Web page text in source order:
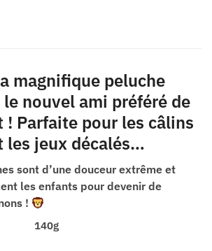
magnifique peluche
nouvel ami préféré de
! Parfaite pour les câlins
les jeux décalés…
sont d’une douceur extrême et
les enfants pour devenir de
!
140g